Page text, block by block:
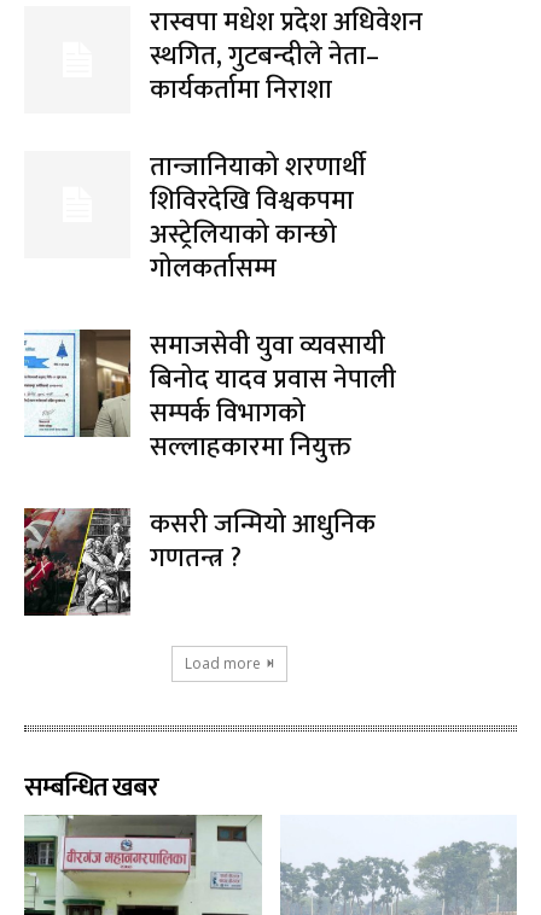
रास्वपा मधेश प्रदेश अधिवेशन
स्थगित, गुटबन्दीले नेता–
कार्यकर्तामा निराशा
तान्जानियाको शरणार्थी
शिविरदेखि विश्वकपमा
अस्ट्रेलियाको कान्छो
गोलकर्तासम्म
समाजसेवी युवा व्यवसायी
बिनोद यादव प्रवास नेपाली
सम्पर्क विभागको
सल्लाहकारमा नियुक्त
कसरी जन्मियो आधुनिक
गणतन्त्र ?
Load more
सम्बन्धित खबर